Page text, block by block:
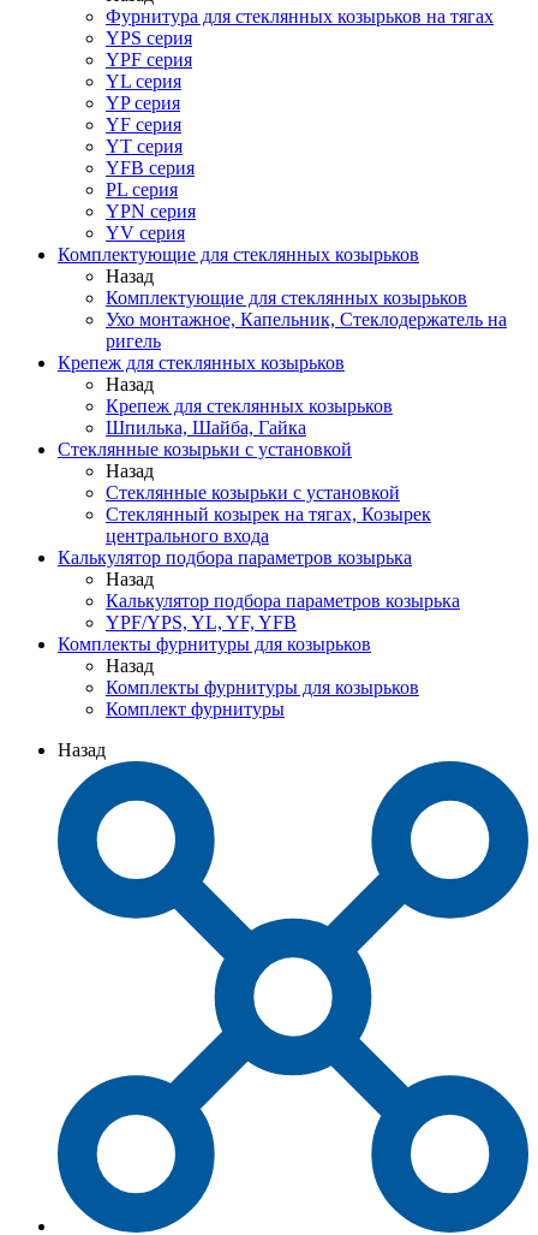
Фурнитура для стеклянных козырьков на тягах
YPS серия
YPF серия
YL серия
YP серия
YF серия
YT серия
YFB серия
PL серия
YPN серия
YV серия
Комплектующие для стеклянных козырьков
Назад
Комплектующие для стеклянных козырьков
Ухо монтажное, Капельник, Стеклодержатель на
ригель
Крепеж для стеклянных козырьков
Назад
Крепеж для стеклянных козырьков
Шпилька, Шайба, Гайка
Стеклянные козырьки с установкой
Назад
Стеклянные козырьки с установкой
Стеклянный козырек на тягах, Козырек
центрального входа
Калькулятор подбора параметров козырька
Назад
Калькулятор подбора параметров козырька
YPF/YPS, YL, YF, YFB
Комплекты фурнитуры для козырьков
Назад
Комплекты фурнитуры для козырьков
Комплект фурнитуры
Назад